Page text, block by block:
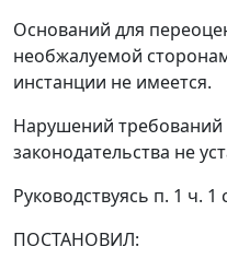
Оснований для
необжалуемой
инстанции не имеется.
Нарушений требований
законодательства не
Руководствуясь п. 1 ч. 1
ПОСТАНОВИЛ: